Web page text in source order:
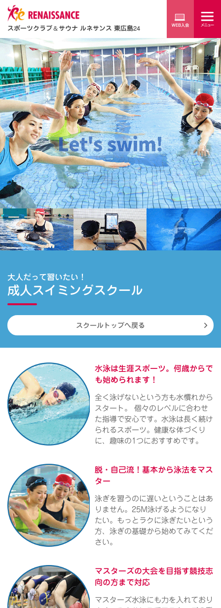
スポーツクラブ＆サウナ ルネサンス 東広島24
大人だって習いたい！
成人スイミングスクール
スクールトップへ戻る
水泳は生涯スポーツ。 何歳からで
も始められます！
全く泳げないという方も水慣れから
スタート。 個々のレベルに合わせ
た指導で安心です。水泳は長く続け
られるスポーツ。健康な体づくり
に、趣味の1つにおすすめです。
脱・自己流！ 基本から泳法をマス
ター
泳ぎを習うのに遅いということはあ
りません。25M泳げるようになり
たい。もっとラクに泳ぎたいという
方、泳ぎの基礎から始めてみてくだ
さい。
マスターズの大会を目指す競技志
向の方まで対応
マスターズ水泳にも力を入れており